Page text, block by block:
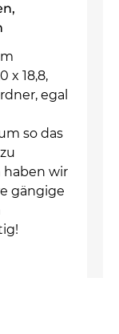
x 18,8,
egal
so das
haben wir
gängige